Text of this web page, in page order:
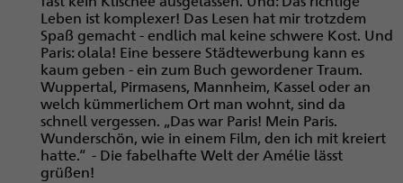
Leben ist komplexer! Das Lesen hat mir trotzdem
Spaß gemacht - endlich mal keine schwere Kost. Und
Paris: olala! Eine bessere Städtewerbung kann es
kaum geben - ein zum Buch gewordener Traum.
Wuppertal, Pirmasens, Mannheim, Kassel oder an
welch kümmerlichem Ort man wohnt, sind da
schnell vergessen. „Das war Paris! Mein Paris.
Wunderschön, wie in einem Film, den ich mit kreiert
hatte.“ - Die fabelhafte Welt der Amélie lässt
grüßen!